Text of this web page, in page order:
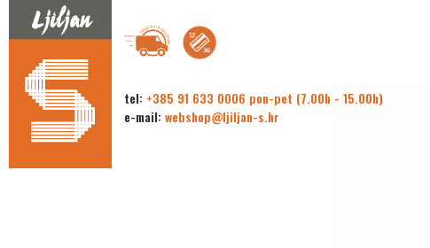
tel: +385 91 633 0006 pon-pet (7.00h - 15.00h)
e-mail: webshop@ljiljan-s.hr